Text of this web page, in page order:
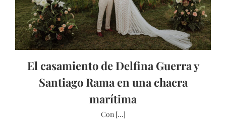
El casamiento de Delfina Guerra y
Santiago Rama en una chacra
marítima
Con [...]